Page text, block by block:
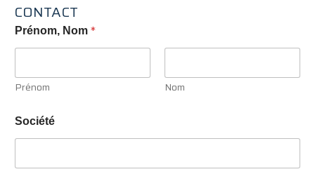
CONTACT
Prénom, Nom *
Prénom Nom
Société